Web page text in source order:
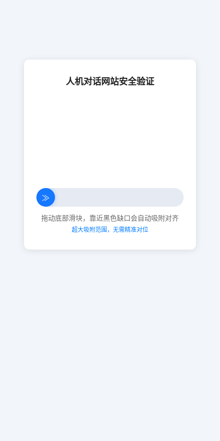
人机对话网站安全验证
≫
拖动底部滑块，靠近黑色缺口会自动吸附对齐
超大吸附范围，无需精准对位